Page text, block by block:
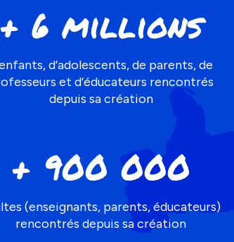
+ 6 millions
d’adolescents, de parents, de
et d’éducateurs rencontrés
depuis sa création
+ 900 000
(enseignants, parents, éducateurs)
rencontrés depuis sa création